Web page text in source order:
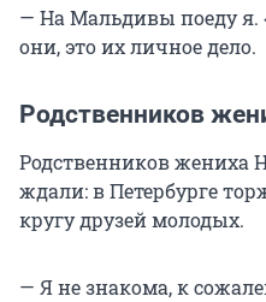
— На Мальдивы поеду я.
они, это их личное дело.
Родственников
Родственников жениха
ждали: в Петербурге
кругу друзей молодых.
— Я не знакома, к